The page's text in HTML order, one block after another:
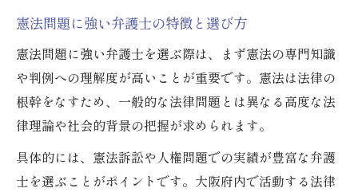
憲法問題に強い弁護士の特徴と選び方
憲法問題に強い弁護士を選ぶ際は、まず憲法の専門知識
や判例への理解度が高いことが重要です。憲法は法律の
根幹をなすため、一般的な法律問題とは異なる高度な法
律理論や社会的背景の把握が求められます。
具体的には、憲法訴訟や人権問題での実績が豊富な弁護
士を選ぶことがポイントです。大阪府内で活動する法律